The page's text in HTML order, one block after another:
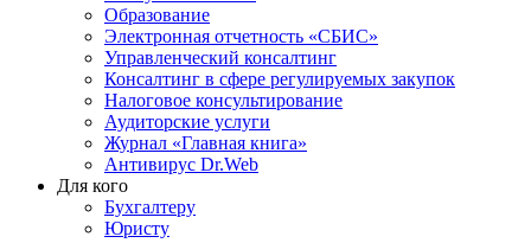
Образование
Электронная отчетность «СБИС»
Управленческий консалтинг
Консалтинг в сфере регулируемых закупок
Налоговое консультирование
Аудиторские услуги
Журнал «Главная книга»
Антивирус Dr.Web
Для кого
Бухгалтеру
Юристу